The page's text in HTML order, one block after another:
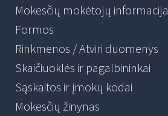
Mokesčių mokėtojų informacija
Formos
Rinkmenos / Atviri duomenys
Skaičiuoklės ir pagalbininkai
Sąskaitos ir įmokų kodai
Mokesčių žinynas